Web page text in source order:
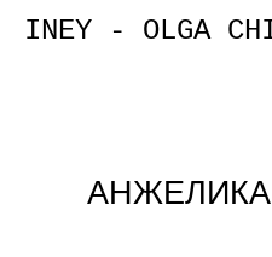
INEY - OLGA
АНЖЕЛИКА